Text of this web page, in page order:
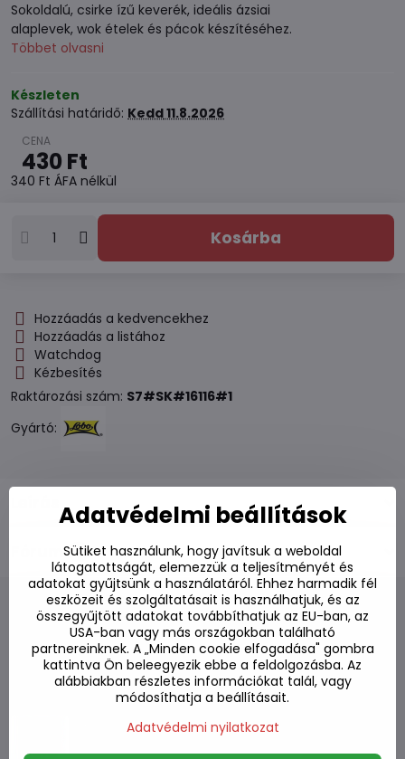
Sokoldalú, csirke ízű keverék, ideális ázsiai
alaplevek, wok ételek és pácok készítéséhez.
Többet olvasni
Készleten
Szállítási határidő: Kedd11.8.2026
430 Ft
340 Ft ÁFA nélkül
Kosárba
Hozzáadás a kedvencekhez
Hozzáadás a listához
Watchdog
Kézbesítés
Raktározási szám: S7#SK#16116#1
Gyártó:
0
Alternatív termékek
Savanyú leves alap Sinigang UFC 40g
Adatvédelmi beállítások
Sütiket használunk, hogy javítsuk a weboldal
látogatottságát, elemezzük a teljesítményét és
adatokat gyűjtsünk a használatáról. Ehhez harmadik fél
eszközeit és szolgáltatásait is használhatjuk, és az
összegyűjtött adatokat továbbíthatjuk az EU-ban, az
USA-ban vagy más országokban található
partnereinknek. A „Minden cookie elfogadása" gombra
kattintva Ön beleegyezik ebbe a feldolgozásba. Az
alábbiakban részletes információkat talál, vagy
módosíthatja a beállításait.
Adatvédelmi nyilatkozat